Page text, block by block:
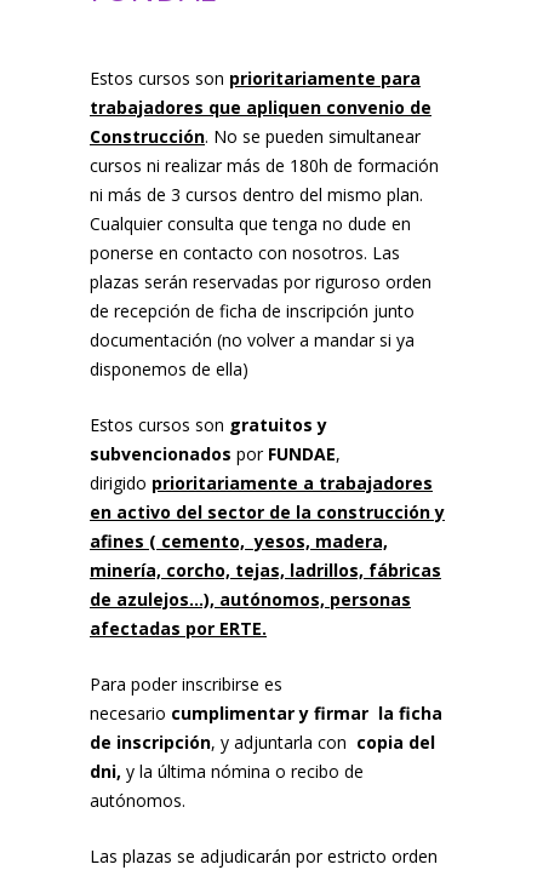
Estos cursos son prioritariamente para
trabajadores que apliquen convenio de
Construcción. No se pueden simultanear
cursos ni realizar más de 180h de formación
ni más de 3 cursos dentro del mismo plan.
Cualquier consulta que tenga no dude en
ponerse en contacto con nosotros. Las
plazas serán reservadas por riguroso orden
de recepción de ficha de inscripción junto
documentación (no volver a mandar si ya
disponemos de ella)
Estos cursos son gratuitos y
subvencionados por FUNDAE,
dirigido prioritariamente a trabajadores
en activo del sector de la construcción y
afines ( cemento, yesos, madera,
minería, corcho, tejas, ladrillos, fábricas
de azulejos…), autónomos, personas
afectadas por ERTE.
Para poder inscribirse es
necesario cumplimentar y firmar la ficha
de inscripción, y adjuntarla con copia del
dni, y la última nómina o recibo de
autónomos.
Las plazas se adjudicarán por estricto orden